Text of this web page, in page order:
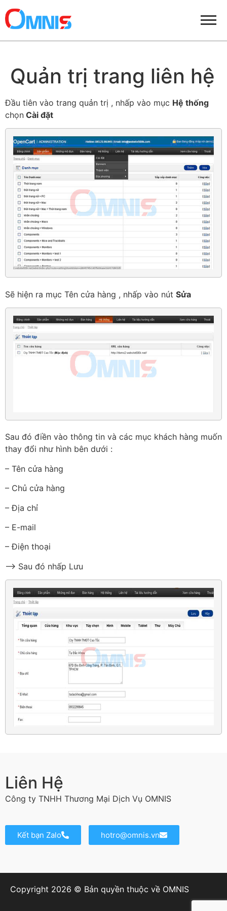
Quản trị trang liên hệ
Đầu tiên vào trang quản trị , nhấp vào mục Hệ thống
chọn Cài đặt
Sẽ hiện ra mục Tên cửa hàng , nhấp vào nút Sửa
Sau đó điền vào thông tin và các mục khách hàng muốn
thay đổi như hình bên dưới :
– Tên cửa hàng
– Chủ cửa hàng
– Địa chỉ
– E-mail
– Điện thoại
–> Sau đó nhấp Lưu
Liên Hệ
Công ty TNHH Thương Mại Dịch Vụ OMNIS
Kết bạn Zalo hotro@omnis.vn
Copyright 2026 © Bản quyền thuộc về OMNIS